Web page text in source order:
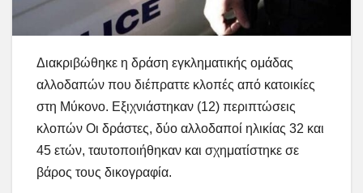
Διακριβώθηκε η δράση εγκληματικής ομάδας
αλλοδαπών που διέπραττε κλοπές από κατοικίες
στη Μύκονο. Εξιχνιάστηκαν (12) περιπτώσεις
κλοπών Οι δράστες, δύο αλλοδαποί ηλικίας 32 και
45 ετών, ταυτοποιήθηκαν και σχηματίστηκε σε
βάρος τους δικογραφία.